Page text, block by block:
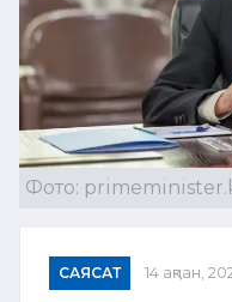
Фото:
САЯСАТ 14 ақпан,